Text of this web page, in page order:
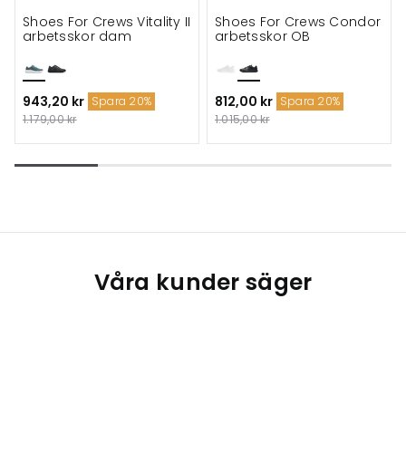
Shoes For Crews Vitality II
arbetsskor dam
943,20 kr Spara 20%
1.179,00 kr
Shoes For Crews Condor
arbetsskor OB
812,00 kr Spara 20%
1.015,00 kr
Våra kunder säger